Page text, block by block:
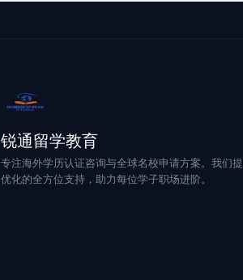
锐通留学教育
专注海外学历认证咨询与全球名校申请方案。我们
优化的全方位支持，助力每位学子职场进阶。